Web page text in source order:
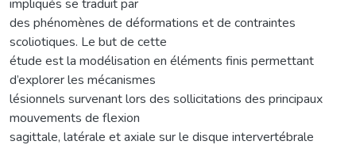
impliqués se traduit par
des phénomènes de déformations et de contraintes
scoliotiques. Le but de cette
étude est la modélisation en éléments finis permettant
d’explorer les mécanismes
lésionnels survenant lors des sollicitations des principaux
mouvements de flexion
sagittale, latérale et axiale sur le disque intervertébrale